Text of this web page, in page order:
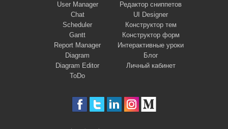
User Manager
Chat
Scheduler
Gantt
Report Manager
Diagram
Diagram Editor
ToDo
Редактор сниппетов
UI Designer
Конструктор тем
Конструктор форм
Интерактивные уроки
Блог
Личный кабинет